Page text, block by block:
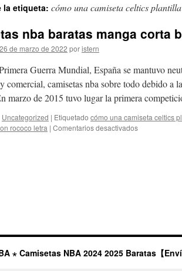
la etiqueta: cómo una camiseta celtics plantilla
nba baratas manga corta
26 de marzo de 2022 poristern
Guerra Mundial, España se mantuvo
comercial, camisetas nba sobre todo debido a
marzo de 2015 tuvo lugar la primera
Uncategorized | Etiquetado cómo una camiseta celtics
rococo letra | Comentarios desactivadosen
⋆ Camisetas NBA 2024 2025 Baratas【